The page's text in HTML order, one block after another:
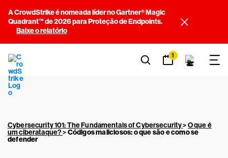
A CrowdStrike é nomeada líder no Gartner® Magic
Quadrant™ de 2026 para Proteção de Endpoints.
Baixe o relatório
1
Cybersecurity 101: The Fundamentals of Cybersecurity>O que é
um ciberataque?>Códigos maliciosos: o que são e como se
defender